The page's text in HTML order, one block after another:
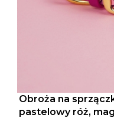
Obroża na
pastelowy róż,